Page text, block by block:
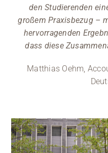
den Studierenden
großem Praxisbezug –
hervorragenden
dass diese
Matthias Oehm,